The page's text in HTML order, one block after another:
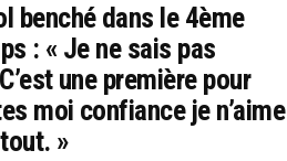
benché dans le 4ème
: « Je ne sais pas
une première pour
moi confiance je n’aime
»